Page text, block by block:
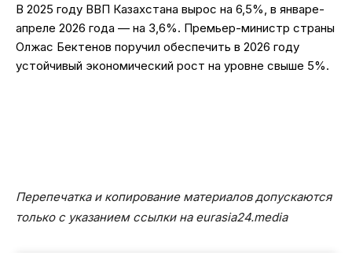
В 2025 году ВВП Казахстана вырос на 6,5%, в январе-
апреле 2026 года — на 3,6%. Премьер-министр страны
Олжас Бектенов поручил обеспечить в 2026 году
устойчивый экономический рост на уровне свыше 5%.
Перепечатка и копирование материалов допускаются
только с указанием ссылки на eurasia24.media